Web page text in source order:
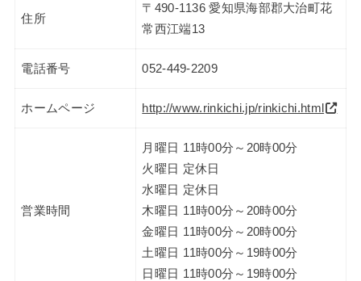
住所
〒490-1136 愛知県海部郡大治町花
常西江端13
電話番号 052-449-2209
ホームページ http://www.rinkichi.jp/rinkichi.html
営業時間
月曜日 11時00分～20時00分
火曜日 定休日
水曜日 定休日
木曜日 11時00分～20時00分
金曜日 11時00分～20時00分
土曜日 11時00分～19時00分
日曜日 11時00分～19時00分